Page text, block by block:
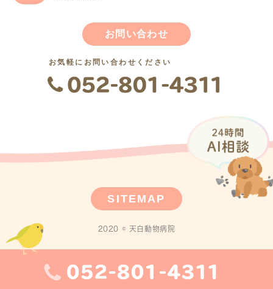
お問い合わせ
お気軽にお問い合わせください
SITEMAP
2020 © 天白動物病院